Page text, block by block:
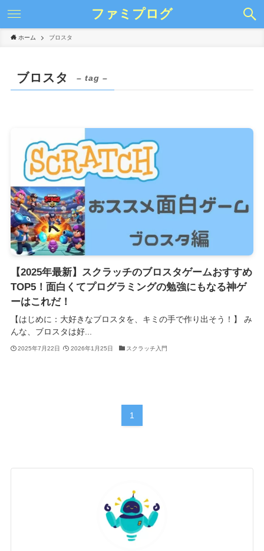
ファミプログ
ホーム ブロスタ
ブロスタ – tag –
【2025年最新】スクラッチのブロスタゲームおすすめ
TOP5！面白くてプログラミングの勉強にもなる神ゲ
ーはこれだ！
【はじめに：大好きなブロスタを、キミの手で作り出そう！】 み
んな、ブロスタは好...
2025年7月22日 2026年1月25日 スクラッチ入門
1